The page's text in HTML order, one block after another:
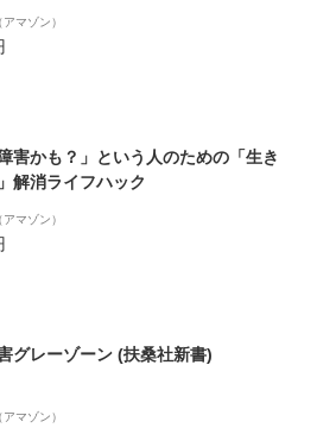
マゾン）
障害かも？」という人のための「生き
解消ライフハック
マゾン）
グレーゾーン (扶桑社新書)
マゾン）